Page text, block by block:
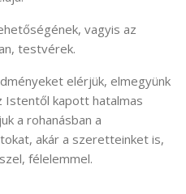
vagyis az
testvérek.
elérjük, elmegyünk
Istentől kapott hatalmas
a rohanásban a
akár a szeretteinket is,
félelemmel.